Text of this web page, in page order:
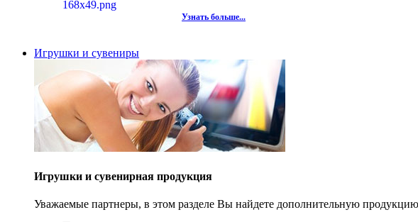
Узнать больше...
Игрушки и сувениры
Игрушки и сувенирная продукция
Уважаемые партнеры, в этом разделе Вы найдете дополнительную